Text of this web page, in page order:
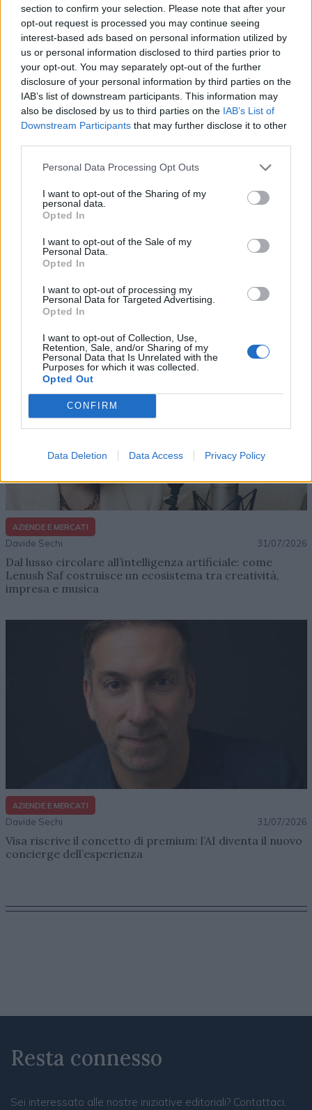
section to confirm your selection. Please note that after your
opt-out request is processed you may continue seeing
interest-based ads based on personal information utilized by
us or personal information disclosed to third parties prior to
your opt-out. You may separately opt-out of the further
disclosure of your personal information by third parties on the
IAB’s list of downstream participants. This information may
also be disclosed by us to third parties on the IAB’s List of
Downstream Participants that may further disclose it to other
Personal Data Processing Opt Outs
I want to opt-out of the Sharing of my
personal data.
Opted In
I want to opt-out of the Sale of my
Personal Data.
Opted In
I want to opt-out of processing my
Personal Data for Targeted Advertising.
Opted In
I want to opt-out of Collection, Use,
Retention, Sale, and/or Sharing of my
Personal Data that Is Unrelated with the
Purposes for which it was collected.
Opted Out
CONFIRM
Data Deletion Data Access Privacy Policy
colleghi. La Metaverse Academy si inserisce all’interno
del più ampio progetto di formazione di Accenture, che
negli anni ha sviluppato, anche in collaborazione con
l’ecosistema, numerose academy in diversi ambiti,
come la sostenibilità (Green Academy), o la security e il
Cloud per dotare i talenti femminili senza background
STEM delle competenze necessarie ad avere successo
nel mercato del lavoro di oggi.
FORMAZIONE METAVERSO WEB 3.0
Altri articoli che potrebbero piacerti
AZIENDE E MERCATI
Davide Sechi 31/07/2026
Dal lusso circolare all’intelligenza artificiale: come
Lenush Saf costruisce un ecosistema tra creatività,
impresa e musica
AZIENDE E MERCATI
Davide Sechi 31/07/2026
Visa riscrive il concetto di premium: l’AI diventa il nuovo
concierge dell’esperienza
Resta connesso
Sei interessato alle nostre iniziative editoriali? Contattaci,